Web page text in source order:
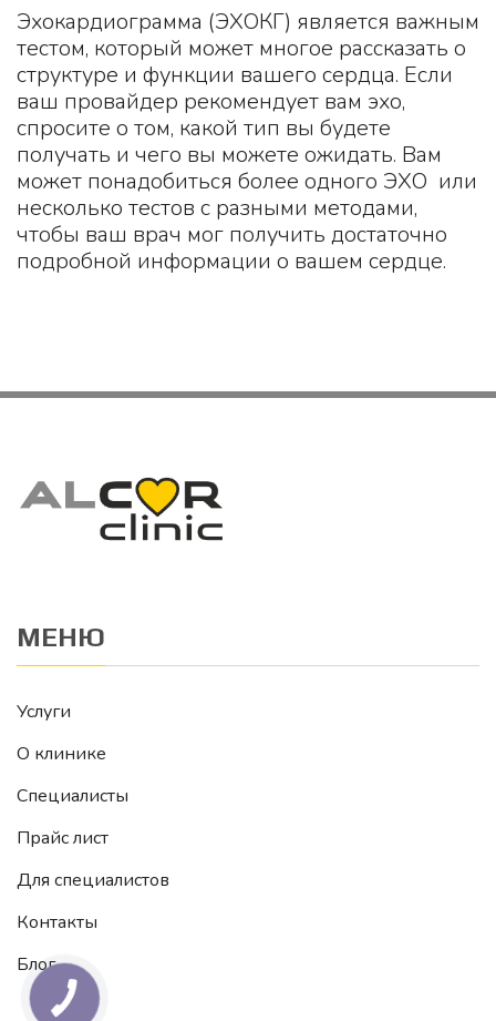
Эхокардиограмма (ЭХОКГ) является важным
тестом, который может многое рассказать о
структуре и функции вашего сердца. Если
ваш провайдер рекомендует вам эхо,
спросите о том, какой тип вы будете
получать и чего вы можете ожидать. Вам
может понадобиться более одного ЭХО или
несколько тестов с разными методами,
чтобы ваш врач мог получить достаточно
подробной информации о вашем сердце.
МЕНЮ
Услуги
О клинике
Специалисты
Прайс лист
Для специалистов
Контакты
Блог